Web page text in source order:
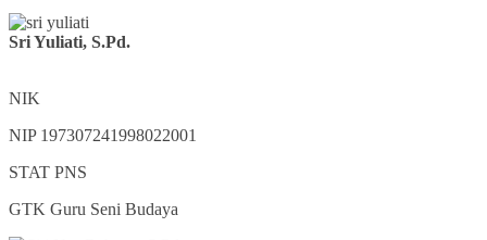
Sri Yuliati, S.Pd.
NIK
NIP 197307241998022001
STAT PNS
GTK Guru Seni Budaya